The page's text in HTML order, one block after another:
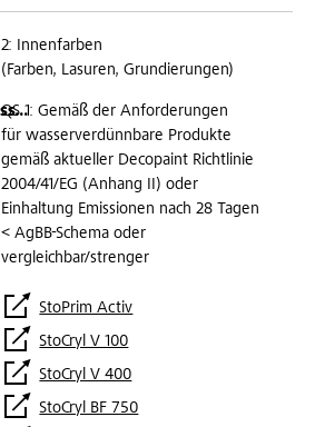
2: Innenfarben
(Farben, Lasuren, Grundierungen)
QS 1: Gemäß der Anforderungen
für wasserverdünnbare Produkte
gemäß aktueller Decopaint Richtlinie
2004/41/EG (Anhang II) oder
Einhaltung Emissionen nach 28 Tagen
< AgBB-Schema oder
vergleichbar/strenger
StoPrim Activ
StoCryl V 100
StoCryl V 400
StoCryl BF 750